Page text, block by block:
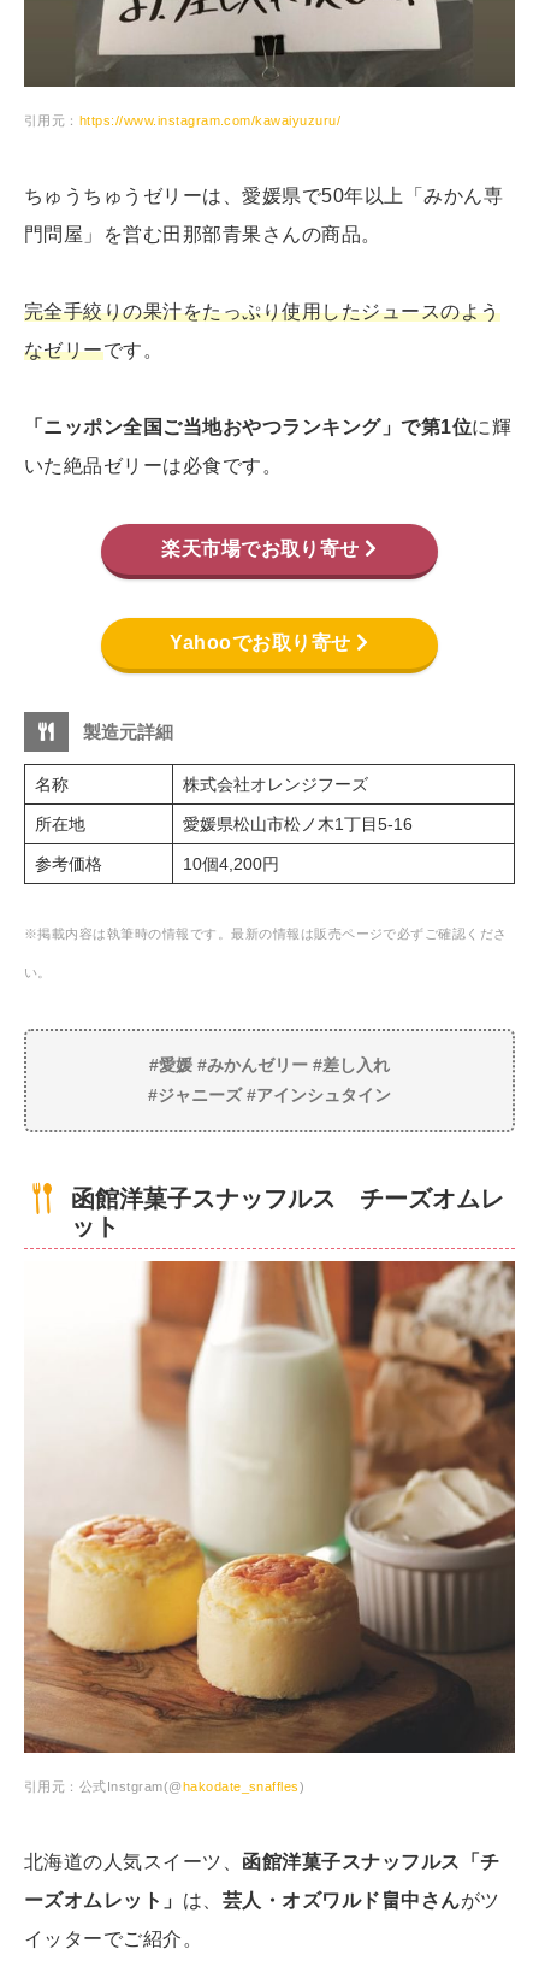
引用元： https://www.instagram.com/kawaiyuzuru/
ちゅうちゅうゼリーは、愛媛県で50年以上「みかん専
門問屋」を営む田那部青果さんの商品。
完全手絞りの果汁をたっぷり使用したジュースのよう
なゼリーです。
「ニッポン全国ご当地おやつランキング」で第1位に輝
いた絶品ゼリーは必食です。
楽天市場でお取り寄せ
Yahooでお取り寄せ
製造元詳細
名称 株式会社オレンジフーズ
所在地 愛媛県松山市松ノ木1丁目5-16
参考価格 10個4,200円
※掲載内容は執筆時の情報です。最新の情報は販売ページで必ずご確認くださ
い。
#愛媛 #みかんゼリー #差し入れ
#ジャニーズ #アインシュタイン
函館洋菓子スナッフルス チーズオムレ
ット
引用元：公式Instgram(@hakodate_snaffles)
北海道の人気スイーツ、 函館洋菓子スナッフルス「チ
ーズオムレット」 は、 芸人・オズワルド畠中さんがツ
イッターでご紹介。